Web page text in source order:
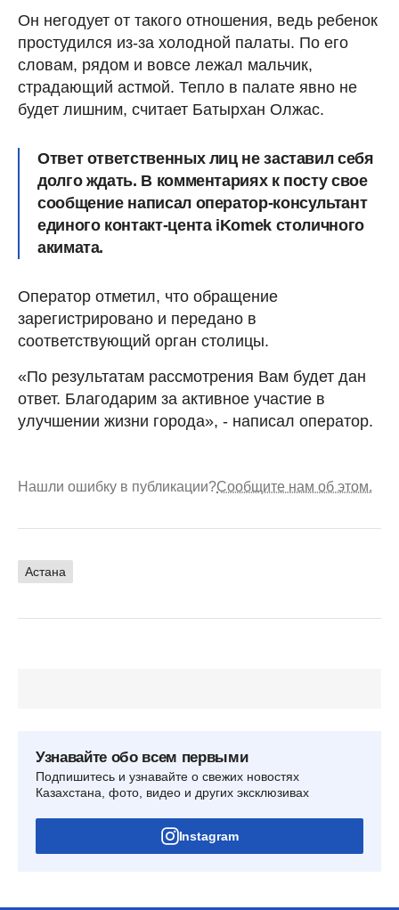
Он негодует от такого отношения, ведь ребенок
простудился из-за холодной палаты. По его
словам, рядом и вовсе лежал мальчик,
страдающий астмой. Тепло в палате явно не
будет лишним, считает Батырхан Олжас.
Ответ ответственных лиц не заставил себя
долго ждать. В комментариях к посту свое
сообщение написал оператор-консультант
единого контакт-цента iKomek столичного
акимата.
Оператор отметил, что обращение
зарегистрировано и передано в
соответствующий орган столицы.
«По результатам рассмотрения Вам будет дан
ответ. Благодарим за активное участие в
улучшении жизни города», - написал оператор.
Нашли ошибку в публикации?Сообщите нам об этом.
Астана
Узнавайте обо всем первыми
Подпишитесь и узнавайте о свежих новостях
Казахстана, фото, видео и других эксклюзивах
Instagram